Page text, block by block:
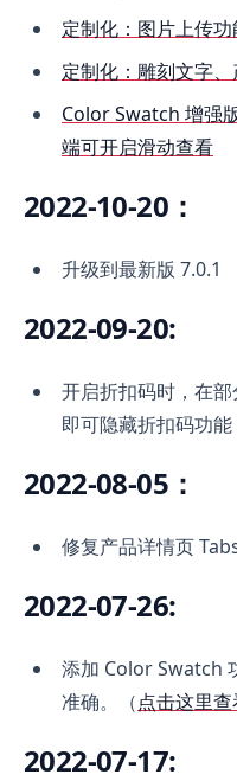
定制化：图片上传功
定制化：雕刻文字
Color Swatch 增强
端可开启滑动查看
2022-10-20：
升级到最新版 7.0.1
2022-09-20:
开启折扣码时，在
即可隐藏折扣码功能
2022-08-05：
修复产品详情页
2022-07-26:
添加 Color Swatch
准确。（点击这里
2022-07-17: